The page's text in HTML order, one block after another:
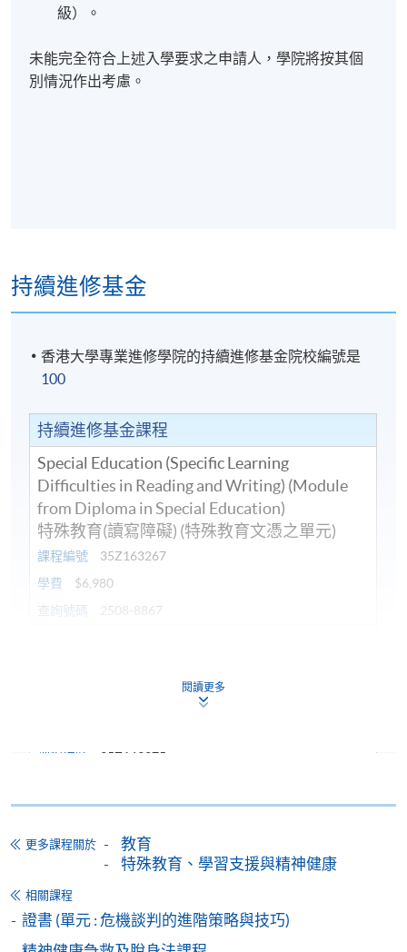
級）。
未能完全符合上述入學要求之申請人，學院將按其個
別情況作出考慮。
持續進修基金
香港大學專業進修學院的持續進修基金院校編號是
100
持續進修基金課程
Special Education (Specific Learning
Difficulties in Reading and Writing) (Module
from Diploma in Special Education)
特殊教育(讀寫障礙) (特殊教育文憑之單元)
課程編號
35Z163267
學費
$6,980
查詢號碼
2508-8867
in Special Education)
認識及支援專注力不足及過度活躍學童 (特殊
課程編號
35Z163275
查詢號碼
2508-8867
Special Learning Needs Education Course in
Gifted Children (Module from Diploma in
Special Education)
認識及支援資優學童 (特殊教育文憑之單元)
閱讀更多
更多課程關於
教育
特殊教育、學習支援與精神健康
相關課程
證書 (單元 : 危機談判的進階策略與技巧)